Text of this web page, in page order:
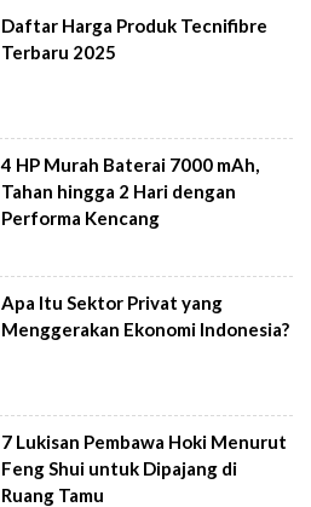
Daftar Harga Produk Tecnifibre
Terbaru 2025
4 HP Murah Baterai 7000 mAh,
Tahan hingga 2 Hari dengan
Performa Kencang
Apa Itu Sektor Privat yang
Menggerakan Ekonomi Indonesia?
7 Lukisan Pembawa Hoki Menurut
Feng Shui untuk Dipajang di
Ruang Tamu